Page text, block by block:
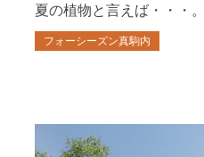
夏の植物と言えば・・・。
フォーシーズン真駒内